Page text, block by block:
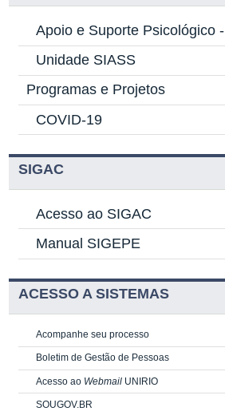
Apoio e Suporte Psicológico -
Unidade SIASS
Programas e Projetos
COVID-19
SIGAC
Acesso ao SIGAC
Manual SIGEPE
ACESSO A SISTEMAS
Acompanhe seu processo
Boletim de Gestão de Pessoas
Acesso ao Webmail UNIRIO
SOUGOV.BR